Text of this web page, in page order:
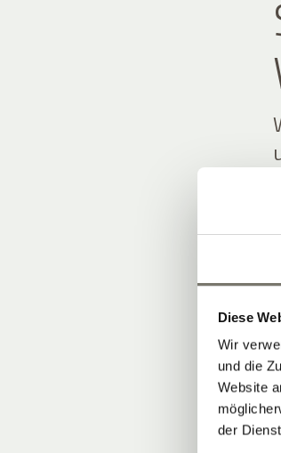
Diese
Wir
und die
Website
der